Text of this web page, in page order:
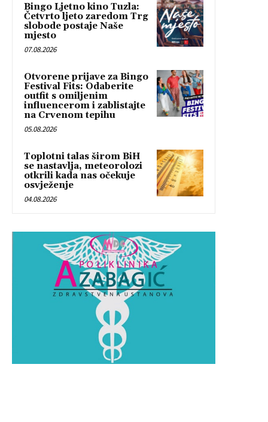
Bingo Ljetno kino Tuzla:
Četvrto ljeto zaredom Trg
slobode postaje Naše
mjesto
07.08.2026
Otvorene prijave za Bingo
Festival Fits: Odaberite
outfit s omiljenim
influencerom i zablistajte
na Crvenom tepihu
05.08.2026
Toplotni talas širom BiH
se nastavlja, meteorolozi
otkrili kada nas očekuje
osvježenje
04.08.2026